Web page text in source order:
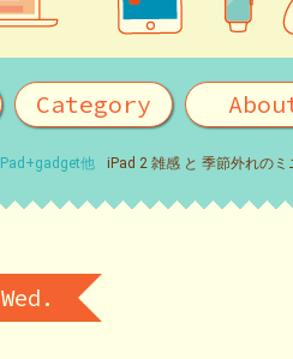
Category
他 iPad 2 雑感 と 季節外れの